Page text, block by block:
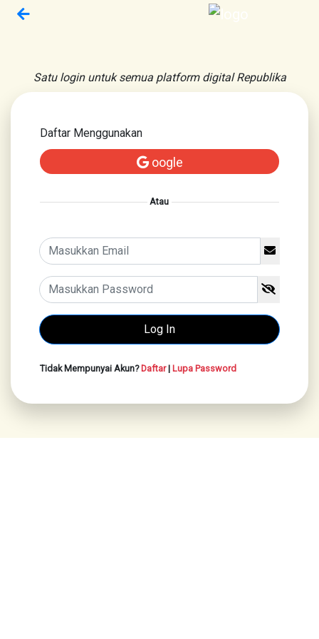
Satu login untuk semua platform digital Republika
Daftar Menggunakan
oogle
Atau
Tidak Mempunyai Akun?Daftar| Lupa Password